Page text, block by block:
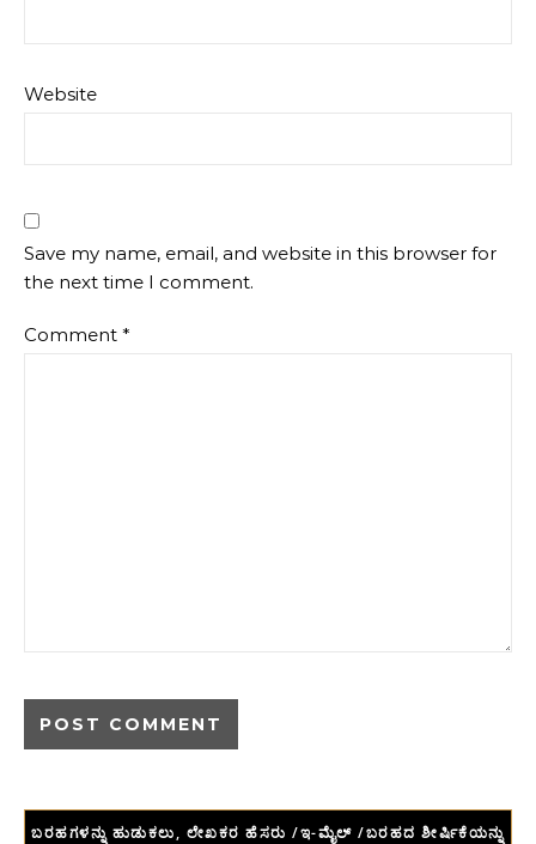
Website
Save my name, email, and website in this browser for
the next time I comment.
Comment *
ಬರಹಗಳನ್ನು ಹುಡುಕಲು, ಲೇಖಕರ ಹೆಸರು /ಇ-ಮೈಲ್ /ಬರಹದ ಶೀರ್ಷಿಕೆಯನ್ನು